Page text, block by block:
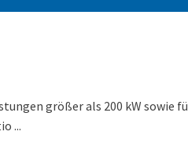
größer als 200 kW sowie
...